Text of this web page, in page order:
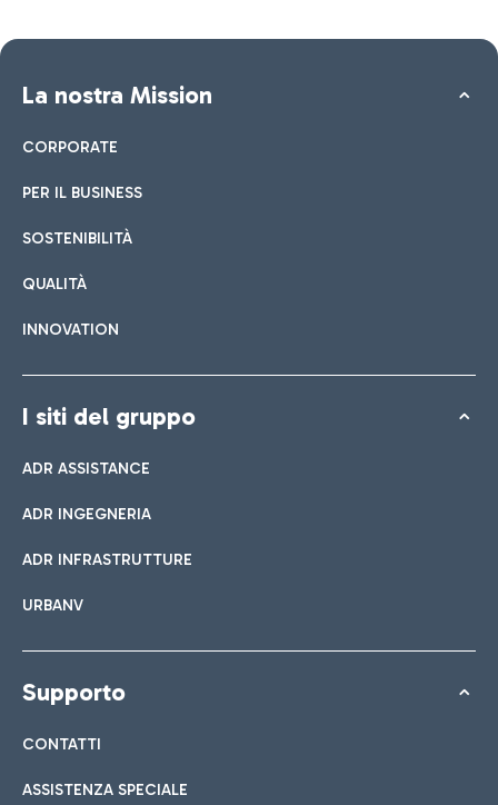
La nostra Mission
CORPORATE
PER IL BUSINESS
SOSTENIBILITÀ
QUALITÀ
INNOVATION
I siti del gruppo
ADR ASSISTANCE
ADR INGEGNERIA
ADR INFRASTRUTTURE
URBANV
Supporto
CONTATTI
ASSISTENZA SPECIALE